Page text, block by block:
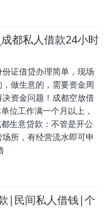
都私人借款24小时
证借贷办理简单，现场
做生意的，需要资金周
资金问题！成都空放借
位工作满一个月以上，
生意贷款：不管是开公
所，有经营流水即可申
|民间私人借钱|个